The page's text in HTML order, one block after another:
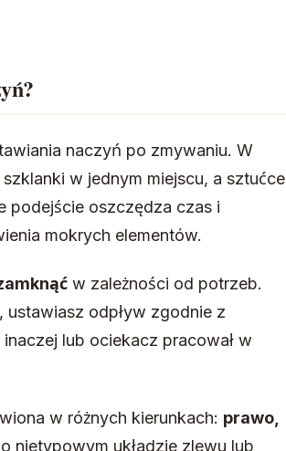
naczyń po zmywaniu. W
w jednym miejscu, a sztućce
podejście oszczędza czas i
mokrych elementów.
w zależności od potrzeb.
ustawiasz odpływ zgodnie z
lub ociekacz pracował w
w różnych kierunkach: prawo,
nietypowym układzie zlewu lub